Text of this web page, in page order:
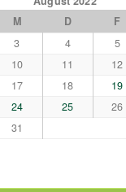
M D F
3 4 5
10 11 12
17 18 19
24 25 26
31